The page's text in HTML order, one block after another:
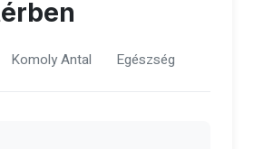
Komoly Antal Egészség